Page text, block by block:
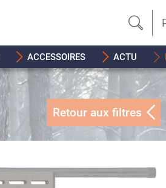
ACCESSOIRES ACTU
Retour aux filtres